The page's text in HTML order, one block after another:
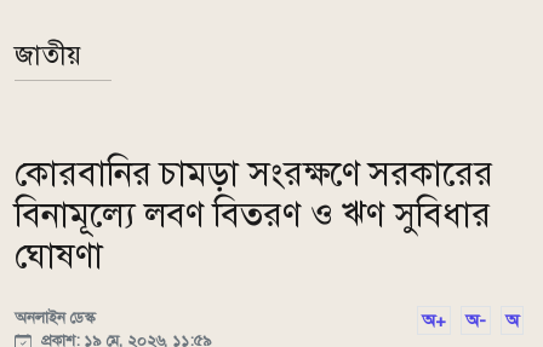
জাতীয়
কোরবানির চামড়া সংরক্ষণে সরকারের
বিনামূল্যে লবণ বিতরণ ও ঋণ সুবিধার
ঘোষণা
অনলাইন ডেস্ক
প্রকাশ: ১৯ মে, ২০২৬, ১১:৫৯
অ+ অ- অ